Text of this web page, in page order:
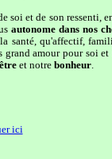
soi et de son ressenti,
autonome dans nos
santé, qu'affectif,
grand amour pour soi
et notre bonheur.
ici